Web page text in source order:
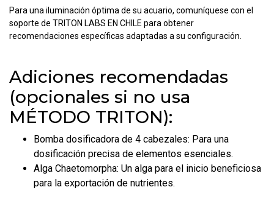
Para una iluminación óptima de su acuario, comuníquese con el
soporte de TRITON LABS EN CHILE para obtener
recomendaciones específicas adaptadas a su configuración.
Adiciones recomendadas
(opcionales si no usa
MÉTODO TRITON):
Bomba dosificadora de 4 cabezales: Para una
dosificación precisa de elementos esenciales.
Alga Chaetomorpha: Un alga para el inicio beneficiosa
para la exportación de nutrientes.